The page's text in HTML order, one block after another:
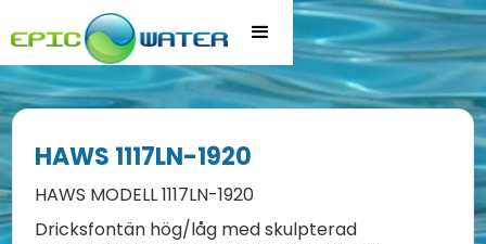
HAWS 1117LN-1920
HAWS MODELL 1117LN-1920
Dricksfontän hög/låg med skulpterad